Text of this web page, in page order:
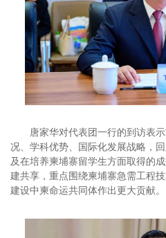
唐家华对代表团一行的到访表
况、学科优势、国际化发展战略，
及在培养柬埔寨留学生方面取得的
建共享，重点围绕柬埔寨急需工程
建设中柬命运共同体作出更大贡献。